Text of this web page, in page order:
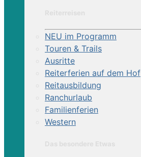
NEU im Programm
Touren & Trails
Ausritte
Reiterferien auf dem Hof
Reitausbildung
Ranchurlaub
Familienferien
Western